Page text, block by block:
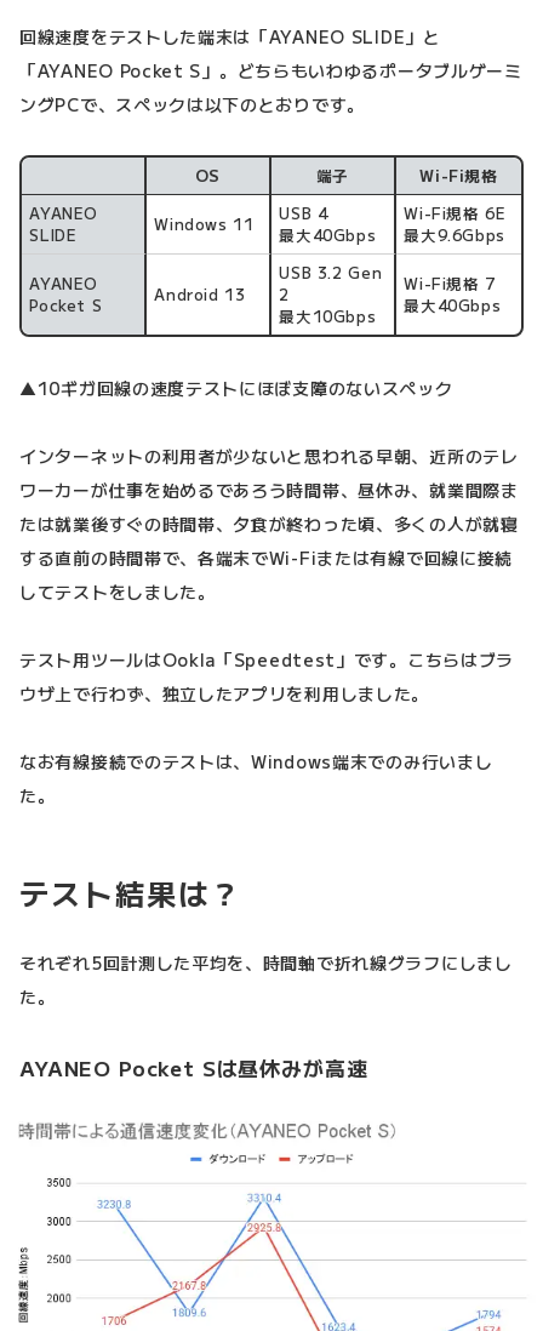
回線速度をテストした端末は「AYANEO SLIDE」と
「AYANEO Pocket S」。どちらもいわゆるポータブルゲーミ
ングPCで、スペックは以下のとおりです。
OS 端子
Wi-Fi規格
AYANEO
SLIDE
Windows 11
USB 4
最大40Gbps
Wi-Fi規格 6E
最大9.6Gbps
AYANEO
Pocket S
Android 13
USB 3.2 Gen
2
最大10Gbps
Wi-Fi規格 7
最大40Gbps
▲10ギガ回線の速度テストにほぼ支障のないスペック
インターネットの利用者が少ないと思われる早朝、近所のテレ
ワーカーが仕事を始めるであろう時間帯、昼休み、就業間際ま
たは就業後すぐの時間帯、夕食が終わった頃、多くの人が就寝
する直前の時間帯で、各端末でWi-Fiまたは有線で回線に接続
してテストをしました。
テスト用ツールはOokla「Speedtest」です。こちらはブラ
ウザ上で行わず、独立したアプリを利用しました。
なお有線接続でのテストは、Windows端末でのみ行いまし
た。
テスト結果は？
それぞれ5回計測した平均を、時間軸で折れ線グラフにしまし
た。
AYANEO Pocket Sは昼休みが高速